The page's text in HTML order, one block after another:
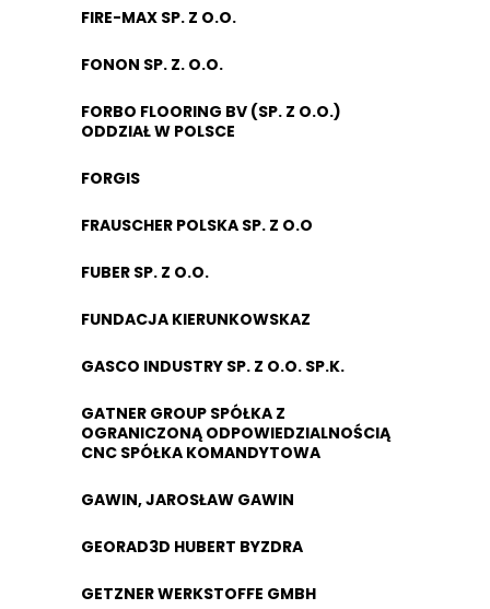
FIRE-MAX SP. Z O.O.
FONON SP. Z. O.O.
FORBO FLOORING BV (SP. Z O.O.)
ODDZIAŁ W POLSCE
FORGIS
FRAUSCHER POLSKA SP. Z O.O
FUBER SP. Z O.O.
FUNDACJA KIERUNKOWSKAZ
GASCO INDUSTRY SP. Z O.O. SP.K.
GATNER GROUP SPÓŁKA Z
OGRANICZONĄ ODPOWIEDZIALNOŚCIĄ
CNC SPÓŁKA KOMANDYTOWA
GAWIN, JAROSŁAW GAWIN
GEORAD3D HUBERT BYZDRA
GETZNER WERKSTOFFE GMBH